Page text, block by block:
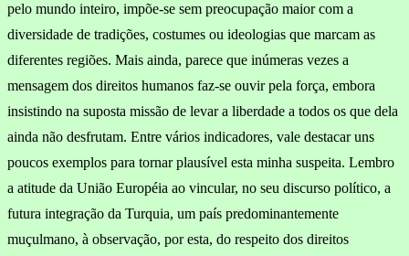
pelo mundo intei­ro, impõe-se sem preocupação maior com a
diversidade de tradições, costumes ou ideologias que marcam as
diferentes regiões. Mais ainda, parece que inúmeras vezes a
mensagem dos direitos humanos faz-se ouvir pela força, embora
insistindo na suposta missão de levar a liberdade a todos os que dela
ainda não desfrutam. Entre vários indicadores, vale destacar uns
poucos exemplos para tornar plausí­vel esta minha suspeita. Lembro
a atitude da União Européia ao vin­cular, no seu discurso político, a
futura integração da Turquia, um país predominantemente
muçulmano, à observação, por esta, do respeito dos direitos